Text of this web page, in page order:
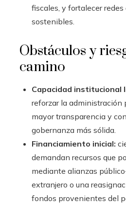
fiscales, y fortalecer
sostenibles.
Obstáculos y
camino
Capacidad institucional
reforzar la administración
mayor transparencia y
gobernanza más sólida.
Financiamiento inicial:
demandan recursos que
mediante alianzas
extranjero o una
fondos provenientes del